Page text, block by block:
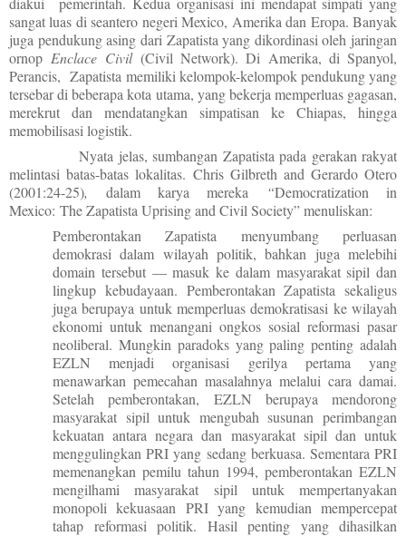
sangat luas di seantero negeri Mexico, Amerika dan Eropa. Banyak
juga pendukung asing dari Zapatista yang dikordinasi oleh jaringan
ornop Enclace Civil (Civil Network). Di Amerika, di Spanyol,
Perancis, Zapatista memiliki kelompok-kelompok pendukung yang
tersebar di beberapa kota utama, yang bekerja memperluas gagasan,
merekrut dan mendatangkan simpatisan ke Chiapas, hingga
memobilisasi logistik.
Nyata jelas, sumbangan Zapatista pada gerakan rakyat
melintasi batas-batas lokalitas. Chris Gilbreth and Gerardo Otero
(2001:24-25), dalam karya mereka “Democratization in
Mexico: The Zapatista Uprising and Civil Society” menuliskan:
Pemberontakan Zapatista menyumbang perluasan
demokrasi dalam wilayah politik, bahkan juga melebihi
domain tersebut — masuk ke dalam masyarakat sipil dan
lingkup kebudayaan. Pemberontakan Zapatista sekaligus
juga berupaya untuk memperluas demokratisasi ke wilayah
ekonomi untuk menangani ongkos sosial reformasi pasar
neoliberal. Mungkin paradoks yang paling penting adalah
EZLN menjadi organisasi gerilya pertama yang
menawarkan pemecahan masalahnya melalui cara damai.
Setelah pemberontakan, EZLN berupaya mendorong
masyarakat sipil untuk mengubah susunan perimbangan
kekuatan antara negara dan masyarakat sipil dan untuk
menggulingkan PRI yang sedang berkuasa. Sementara PRI
memenangkan pemilu tahun 1994, pemberontakan EZLN
mengilhami masyarakat sipil untuk mempertanyakan
monopoli kekuasaan PRI yang kemudian mempercepat
tahap reformasi politik. Hasil penting yang dihasilkan